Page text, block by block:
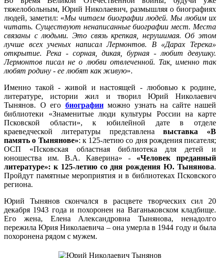
тяжелобольным, Юрий Николаевич, размышляя о биографиях
людей, заметил: «Мы читаем биографии людей. Мы любим их
читать. Существуют ненаписанные биографии мест. Места
связаны с людьми. Это связь крепкая, нерушимая. Об этом
лучше всех ученых написал Лермонтов. В «Дарах Терека»
открытие. Река - сорная, дикая, бурная - любит девушку.
Лермонтов писал не о любви отвлеченной. Так, именно так
любят родину - ее любят как живую».
Именно такой - живой и настоящей - любовью к родине,
литературе, истории жил и творил Юрий Николаевич
Тынянов. О его биографии можно узнать на сайте нашей
библиотеки «Знаменитые люди культуры России на карте
Псковской области», к юбилейной дате в отделе
краеведческой литературы представленавыставка «В
память о Тынянове»: к 125-летию со дня рождения писателя;
ОСП «Псковская областная библиотека для детей и
юношества им. В.А. Каверина» - «Человек преданный
литературе»: к 125-летию со дня рождения Ю. Тынянова.
Пройдут памятные мероприятия и в библиотеках Псковского
региона.
Юрий Тынянов скончался в расцвете творческих сил 20
декабря 1943 года и похоронен на Ваганьковском кладбище.
Его жена, Елена Александровна Тынянова, ненадолго
пережила Юрия Николаевича – она умерла в 1944 году и была
похоронена рядом с мужем.